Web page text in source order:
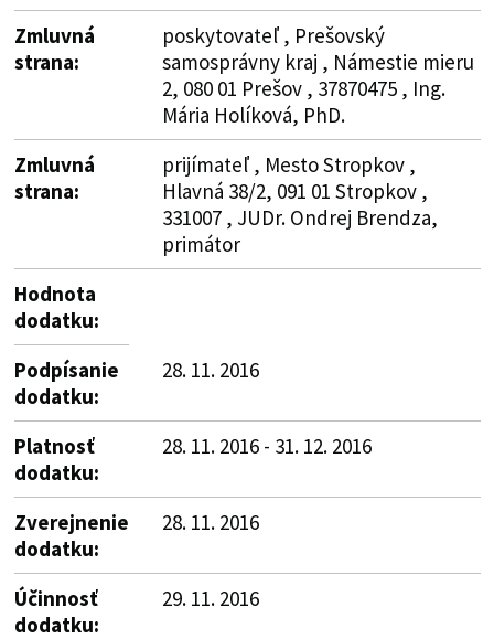
Zmluvná
strana:
poskytovateľ , Prešovský
samosprávny kraj , Námestie mieru
2, 080 01 Prešov , 37870475 , Ing.
Mária Holíková, PhD.
Zmluvná
strana:
prijímateľ , Mesto Stropkov ,
Hlavná 38/2, 091 01 Stropkov ,
331007 , JUDr. Ondrej Brendza,
primátor
Hodnota
dodatku:
Podpísanie
dodatku:
28. 11. 2016
Platnosť
dodatku:
28. 11. 2016 - 31. 12. 2016
Zverejnenie
dodatku:
28. 11. 2016
Účinnosť
dodatku:
29. 11. 2016